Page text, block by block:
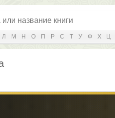
Л М Н О П Р С Т У Ф Х Ц